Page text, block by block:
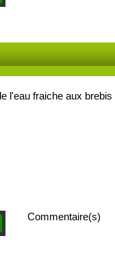
l'eau fraiche aux brebis
Commentaire(s)